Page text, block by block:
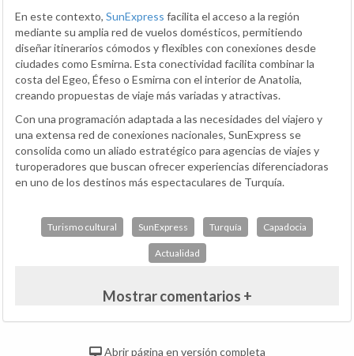
En este contexto, SunExpress facilita el acceso a la región
mediante su amplia red de vuelos domésticos, permitiendo
diseñar itinerarios cómodos y flexibles con conexiones desde
ciudades como Esmirna. Esta conectividad facilita combinar la
costa del Egeo, Éfeso o Esmirna con el interior de Anatolia,
creando propuestas de viaje más variadas y atractivas.
Con una programación adaptada a las necesidades del viajero y
una extensa red de conexiones nacionales, SunExpress se
consolida como un aliado estratégico para agencias de viajes y
turoperadores que buscan ofrecer experiencias diferenciadoras
en uno de los destinos más espectaculares de Turquía.
Turismo cultural SunExpress Turquía Capadocia
Actualidad
Mostrar comentarios +
Abrir página en versión completa